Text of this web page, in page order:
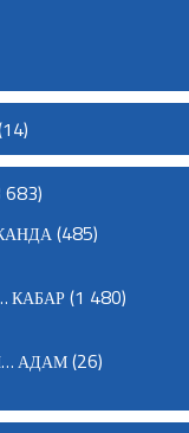
683)
(485)
КАБАР(1 480)
АДАМ(26)